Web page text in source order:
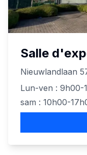
Salle
Nieuwlandlaan
Lun-ven : 9h00-
sam : 10h00-